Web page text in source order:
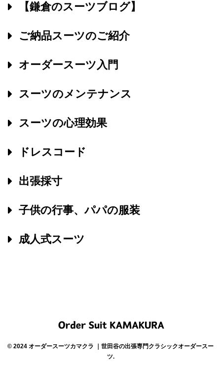
【鎌倉のスーツブログ】
ご納品スーツのご紹介
オーダースーツ入門
スーツのメンテナンス
スーツの心理効果
ドレスコード
出張採寸
子供の行事、パパの服装
成人式スーツ
© 2024 オーダースーツカマクラ ｜世田谷の出張専門クラシックオーダースー
ツ.